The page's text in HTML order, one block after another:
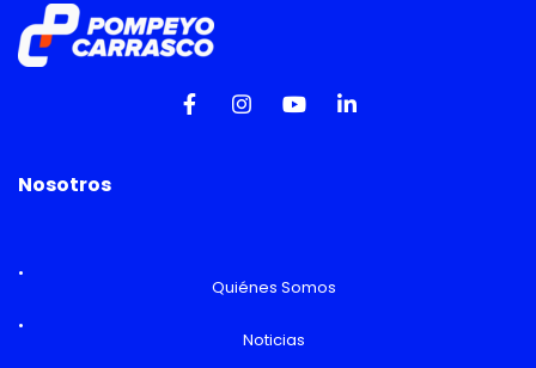
Nosotros
Quiénes Somos
Noticias